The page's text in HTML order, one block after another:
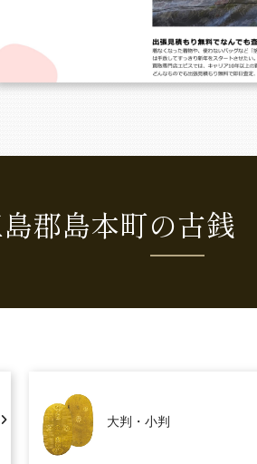
郡島本町の古
大判・小判